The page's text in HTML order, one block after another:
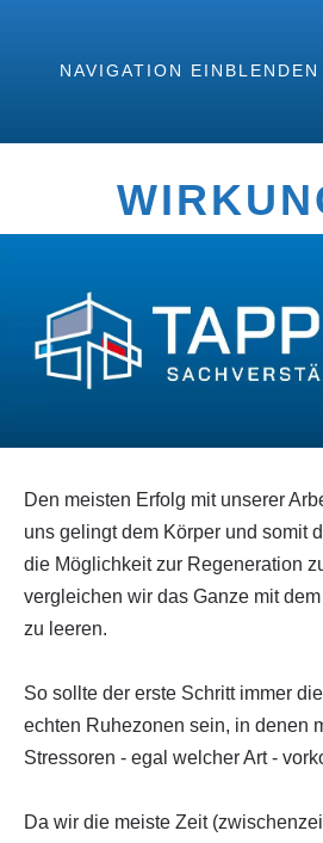
NAVIGATION EINBLENDEN
Den meisten Erfolg mit unserer
uns gelingt dem Körper und somit
die Möglichkeit zur Regeneration
vergleichen wir das Ganze mit
zu leeren.
So sollte der erste Schritt immer
echten Ruhezonen sein, in denen
Stressoren - egal welcher Art -
Da wir die meiste Zeit